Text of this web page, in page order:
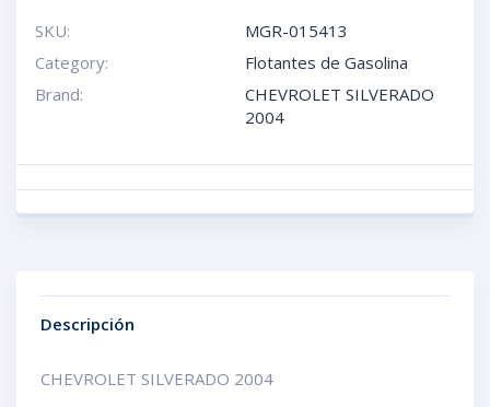
SKU:
MGR-015413
Category:
Flotantes de Gasolina
Brand:
CHEVROLET SILVERADO
2004
Descripción
CHEVROLET SILVERADO 2004